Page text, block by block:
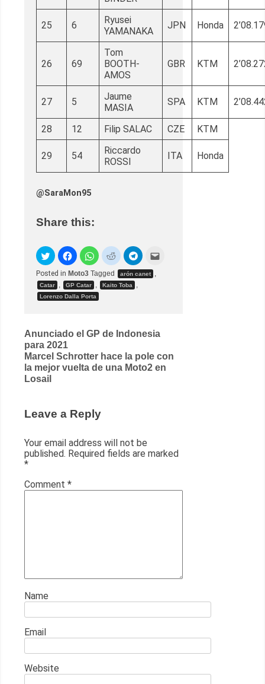
25 6
Ryusei
YAMANAKA
JPN Honda
26 69
Tom
BOOTH-
AMOS
GBR KTM
27 5
Jaume
MASIA
SPA KTM
28 12 Filip SALAC CZE KTM
29 54
Riccardo
ROSSI
ITA Honda
@SaraMon95
Share this:
Posted in Moto3 Tagged arón canet ,
Catar , GP Catar , Kaito Toba ,
Lorenzo Dalla Porta
Post
navigation
Anunciado el GP de Indonesia
para 2021
Marcel Schrotter hace la pole con
la mejor vuelta de una Moto2 en
Losail
Leave a Reply
Your email address will not be
published. Required fields are marked
*
Comment *
Name
Email
Website